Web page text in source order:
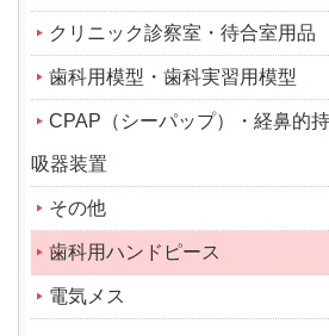
クリニック診察室・待合室用品
歯科用模型・歯科実習用模型
CPAP（シーパップ）・経鼻的
吸器装置
その他
歯科用ハンドピース
電気メス